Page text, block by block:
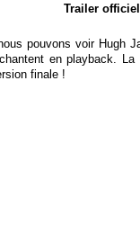
Trailer
pouvons voir Hugh
en playback.
finale !